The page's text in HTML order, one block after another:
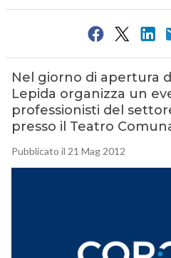
Nel giorno di apertura
Lepida organizza un
professionisti del
presso il Teatro
Pubblicato il 21 Mag 2012